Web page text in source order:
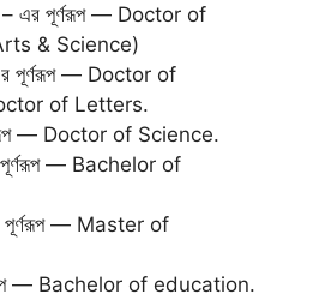
এর পূর্ণরূপ — Doctor of
& Science)
পূর্ণরূপ — Doctor of
of Letters.
— Doctor of Science.
— Bachelor of
— Master of
— Bachelor of education.